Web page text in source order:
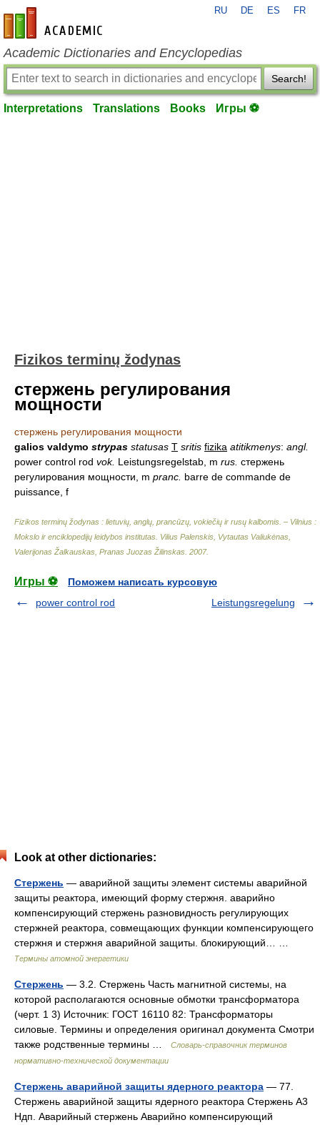
en-academic.com
RU DE ES FR
Academic Dictionaries and Encyclopedias
Search!
Interpretations Translations Books Игры ⚽
Fizikos terminų žodynas
стержень регулирования
мощности
стержень регулирования мощности
galios valdymo strypas statusas T sritis fizika atitikmenys: angl.
power control rod vok. Leistungsregelstab, m rus. стержень
регулирования мощности, m pranc. barre de commande de
puissance, f
Fizikos terminų žodynas : lietuvių, anglų, prancūzų, vokiečių ir rusų kalbomis. – Vilnius :
Mokslo ir enciklopedijų leidybos institutas Vilius Palenskis, Vytautas Valiukėnas,
Valerijonas Žalkauskas, Pranas Juozas Žilinskas 2007.
Игры ⚽
Поможем написать курсовую
power control rod
Leistungsregelung
Look at other dictionaries:
Стержень — аварийной защиты элемент системы аварийной
защиты реактора, имеющий форму стержня. аварийно
компенсирующий стержень разновидность регулирующих
стержней реактора, совмещающих функции компенсирующего
стержня и стержня аварийной защиты. блокирующий… …
Термины атомной энергетики
Стержень — 3.2. Стержень Часть магнитной системы, на
которой располагаются основные обмотки трансформатора
(черт. 1 3) Источник: ГОСТ 16110 82: Трансформаторы
силовые. Термины и определения оригинал документа Смотри
также родственные термины …
Словарь-справочник терминов
нормативно-технической документации
Стержень аварийной защиты ядерного реактора — 77.
Стержень аварийной защиты ядерного реактора Стержень A3
Ндп. Аварийный стержень Аварийно компенсирующий